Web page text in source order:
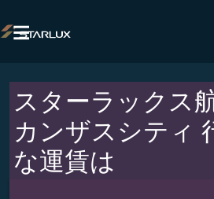

スターラックス
カンザスシティ
な運賃は